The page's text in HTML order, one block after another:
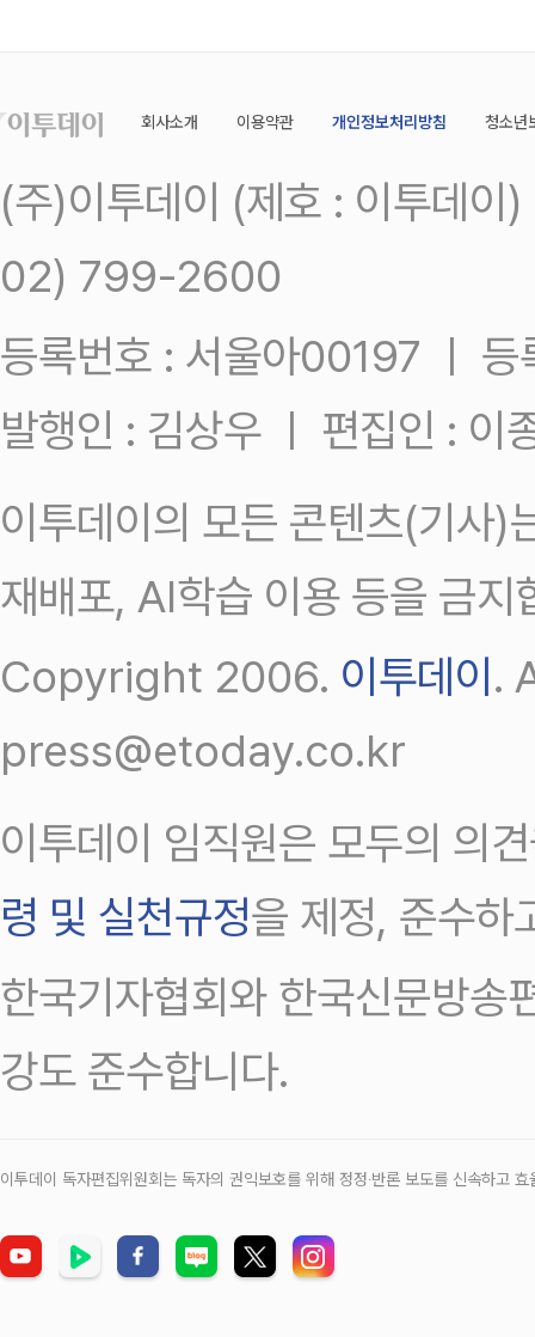
회사소개 이용약관 개인정보처리방침 청소년
(주)이투데이 (제호 : 이투데
02) 799-2600
등록번호 : 서울아00197 ㅣ
발행인 : 김상우 ㅣ 편집인 : 이
이투데이의 모든 콘텐츠(기사)
재배포, AI학습 이용 등을 금지
Copyright 2006. 이투데이.
press@etoday.co.kr
이투데이 임직원은 모두의 의
령 및 실천규정을 제정, 준수하
한국기자협회와 한국신문방송
강도 준수합니다.
이투데이 독자편집위원회는 독자의 권익보호를 위해 정정‧반론 보도를 신속하고